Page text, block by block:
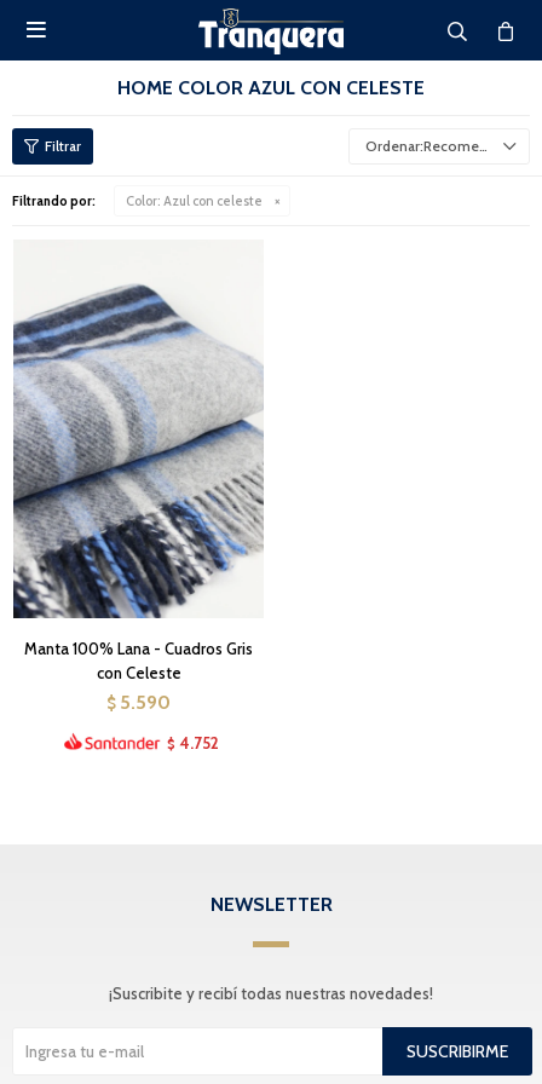

HOME COLOR AZUL CON CELESTE
Recomendados
Filtrando por: Color: Azul con celeste
Manta 100% Lana - Cuadros Gris
con Celeste
$ 5.590
$ 4.752
NEWSLETTER
¡Suscribite y recibí todas nuestras novedades!
SUSCRIBIRME